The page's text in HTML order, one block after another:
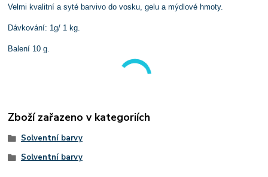
Velmi kvalitní a syté barvivo do vosku, gelu a mýdlové hmoty.
Dávkování: 1g/ 1 kg.
Balení 10 g.
Zboží zařazeno v kategoriích
Solventní barvy
Solventní barvy